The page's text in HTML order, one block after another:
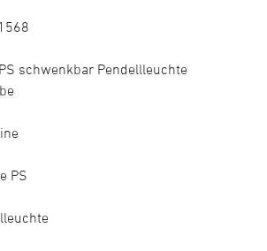
schwenkbar Pendellleuchte
PS